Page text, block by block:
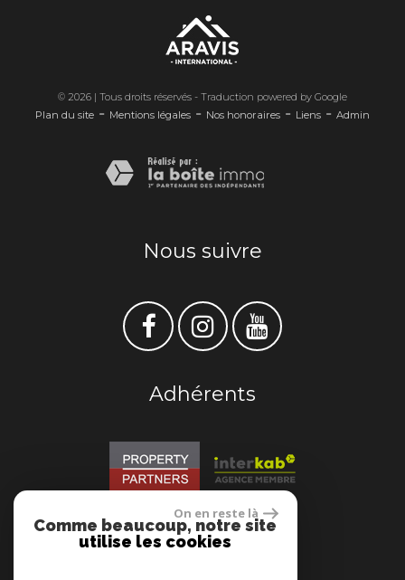
© 2026 | Tous droits réservés - Traduction powered by Google
Plan du site - Mentions légales - Nos honoraires - Liens - Admin
Nous suivre
Adhérents
Se connecter
On en reste là
Comme beaucoup, notre site
utilise les cookies